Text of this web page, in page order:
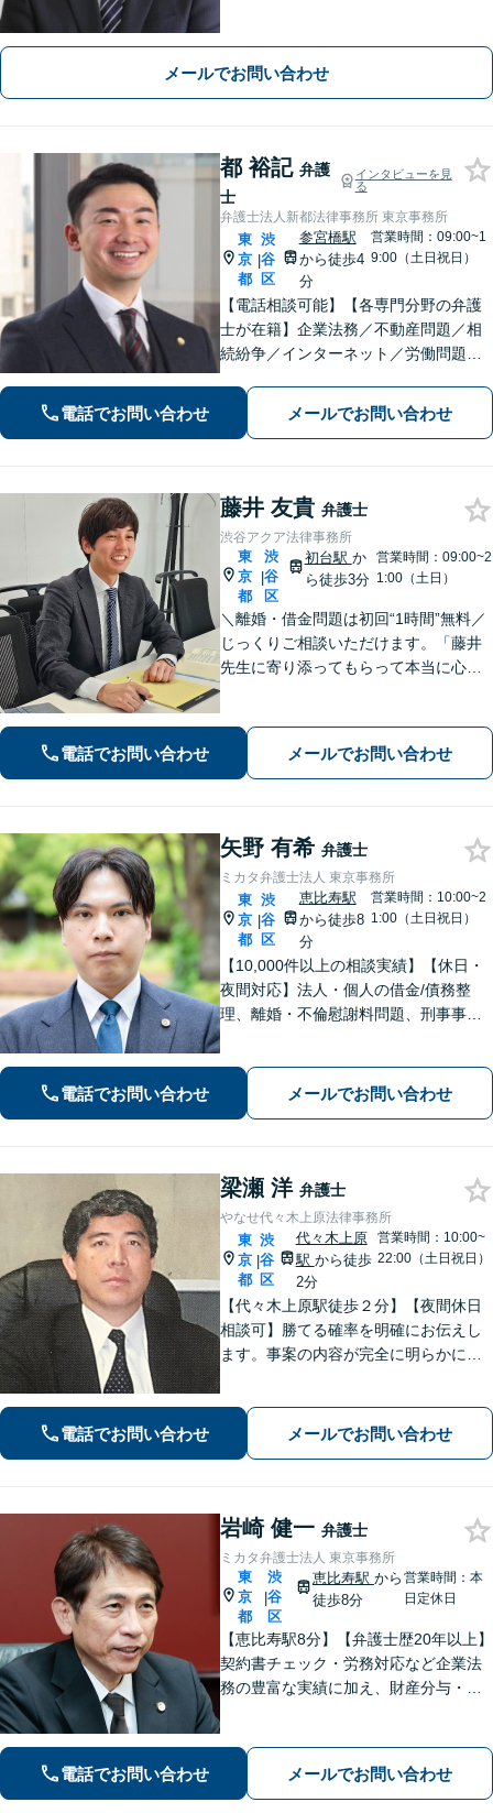
メールでお問い合わせ
都 裕記 弁護
士
インタビューを見
る
弁護士法人新都法律事務所 東京事務所
東
京
都
|
渋
谷
区
参宮橋駅
から徒歩4
分
営業時間：09:00~1
9:00（土日祝日）
【電話相談可能】【各専門分野の弁護
士が在籍】企業法務／不動産問題／相
続紛争／インターネット／労働問題／
幅広い分野に対応【英語・韓国語対
応】大手事務所所属経験あり【夜間・
電話でお問い合わせ メールでお問い合わせ
藤井 友貴 弁護士
渋谷アクア法律事務所
東
京
都
|
渋
谷
区
初台駅 か
ら徒歩3分
営業時間：09:00~2
1:00（土日）
＼離婚・借金問題は初回“1時間”無料／
じっくりご相談いただけます。「藤井
先生に寄り添ってもらって本当に心強
に真剣に向き合います【休日・夜間相
談可／完全個室】【企業法務も対応】
電話でお問い合わせ メールでお問い合わせ
矢野 有希 弁護士
ミカタ弁護士法人 東京事務所
東
京
都
|
渋
谷
区
恵比寿駅
から徒歩8
分
営業時間：10:00~2
1:00（土日祝日）
【10,000件以上の相談実績】【休日・
夜間対応】法人・個人の借金/債務整
理、離婚・不倫慰謝料問題、刑事事
応いたします。
電話でお問い合わせ メールでお問い合わせ
梁瀬 洋 弁護士
やなせ代々木上原法律事務所
東
京
都
|
渋
谷
区
代々木上原
駅 から徒歩
2分
営業時間：10:00~
22:00（土日祝日）
【代々木上原駅徒歩２分】【夜間休日
相談可】勝てる確率を明確にお伝えし
ます。事案の内容が完全に明らかにな
とは一切言いません。安心しておまか
せください。
電話でお問い合わせ メールでお問い合わせ
岩崎 健一 弁護士
ミカタ弁護士法人 東京事務所
東
京
都
|
渋
谷
区
恵比寿駅 から
徒歩8分
営業時間：本
日定休日
【恵比寿駅8分】【弁護士歴20年以上】
契約書チェック・労務対応など企業法
務の豊富な実績に加え、財産分与・親
寄り添い最適な解決を目指します。
【初回相談可能】【WEB面談可能】
電話でお問い合わせ メールでお問い合わせ